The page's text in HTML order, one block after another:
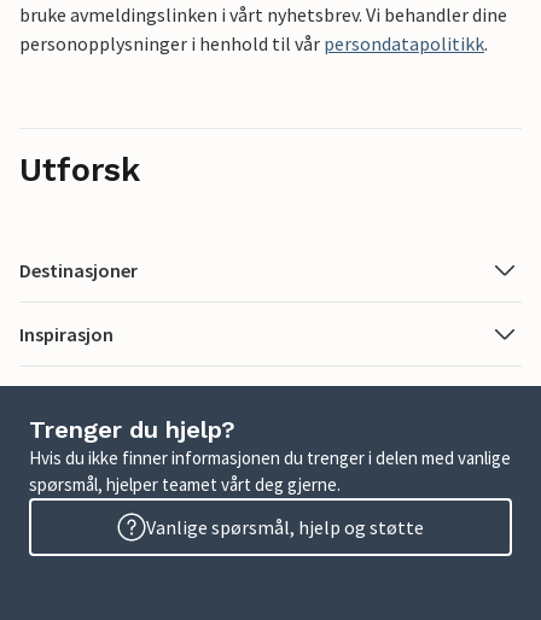
bruke avmeldingslinken i vårt nyhetsbrev. Vi behandler dine
personopplysninger i henhold til vår persondatapolitikk.
Utforsk
Destinasjoner
Inspirasjon
Trenger du hjelp?
Hvis du ikke finner informasjonen du trenger i delen med vanlige
spørsmål, hjelper teamet vårt deg gjerne.
Vanlige spørsmål, hjelp og støtte